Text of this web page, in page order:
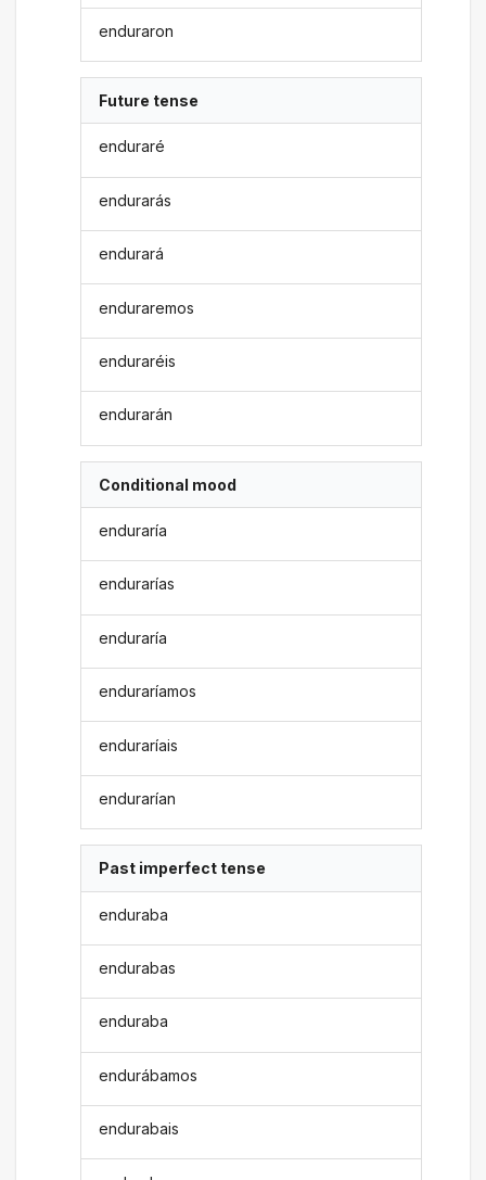
enduraron
Future tense
enduraré
endurarás
endurará
enduraremos
enduraréis
endurarán
Conditional mood
enduraría
endurarías
enduraría
enduraríamos
enduraríais
endurarían
Past imperfect tense
enduraba
endurabas
enduraba
endurábamos
endurabais